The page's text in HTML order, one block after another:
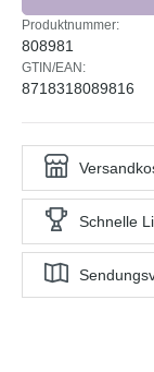
Produktnummer:
808981
GTIN/EAN:
8718318089816
Schnelle